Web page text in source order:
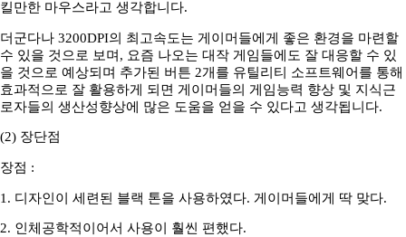
킬만한 마우스라고 생각합니다.
더군다나 3200DPI의 최고속도는 게이머들에게 좋은 환경을 마련할
수 있을 것으로 보며, 요즘 나오는 대작 게임들에도 잘 대응할 수 있
을 것으로 예상되며 추가된 버튼 2개를 유틸리티 소프트웨어를 통해
효과적으로 잘 활용하게 되면 게이머들의 게임능력 향상 및 지식근
로자들의 생산성향상에 많은 도움을 얻을 수 있다고 생각됩니다.
(2) 장단점
장점 :
1. 디자인이 세련된 블랙 톤을 사용하였다. 게이머들에게 딱 맞다.
2. 인체공학적이어서 사용이 훨씬 편했다.